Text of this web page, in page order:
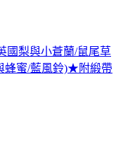
國梨與小蒼蘭/鼠尾草
蜂蜜/藍風鈴)★附緞帶